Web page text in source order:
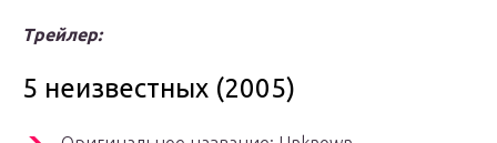
Трейлер:
5 неизвестных (2005)